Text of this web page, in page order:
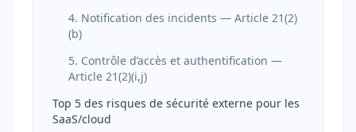
4. Notification des incidents — Article 21(2)
(b)
5. Contrôle d’accès et authentification —
Article 21(2)(i,j)
Top 5 des risques de sécurité externe pour les
SaaS/cloud